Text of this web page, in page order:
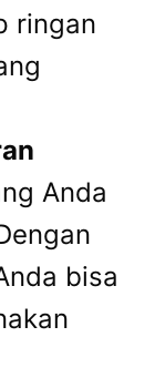
ringan
Anda
bisa